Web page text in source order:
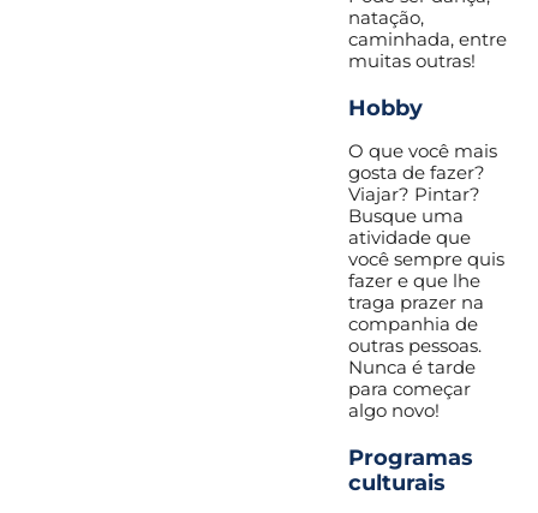
natação,
caminhada, entre
muitas outras!
Hobby
O que você mais
gosta de fazer?
Viajar? Pintar?
Busque uma
atividade que
você sempre quis
fazer e que lhe
traga prazer na
companhia de
outras pessoas.
Nunca é tarde
para começar
algo novo!
Programas
culturais